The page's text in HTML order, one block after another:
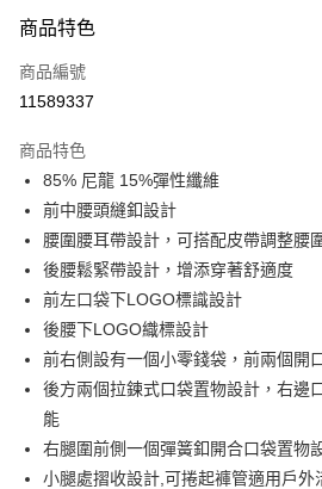
信用卡一次付款
LINE Pay
悠遊付
Google Pay
運送方式
每筆NT$90，滿NT$899(含以上)免運費
商品特色
商品編號
11589337
商品特色
85% 尼龍 15%彈性纖維
前中腰頭縫釦設計
腰圍腰耳帶設計，可搭配皮帶調整腰
後腰鬆緊帶設計，增添穿著舒適度
前左口袋下LOGO標識設計
後腰下LOGO織標設計
前右側設有一個小零錢袋，前兩個開
後方兩個拉鍊式口袋置物設計，右邊
能
右腿圍前側一個彈簧釦開合口袋置物
小腿處摺收設計,可捲起褲管適用戶外